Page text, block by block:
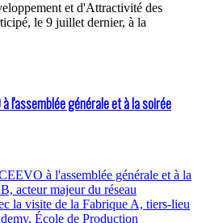
et d'Attractivité des
le 9 juillet dernier, à la
à l'assemblée générale et à la soirée